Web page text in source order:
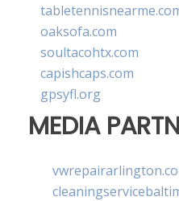
oaksofa.com
soultacohtx.com
capishcaps.com
gpsyfl.org
MEDIA